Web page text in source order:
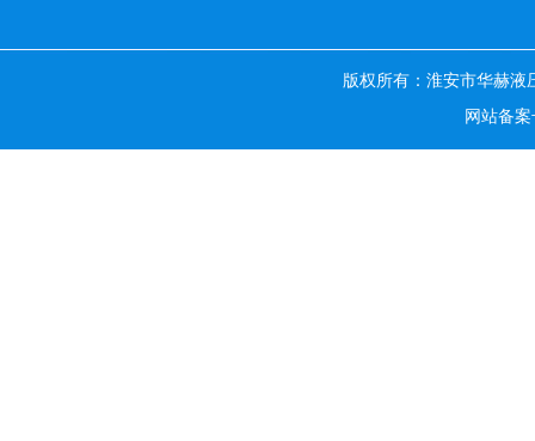
版权所有：淮安市华赫
网站备案